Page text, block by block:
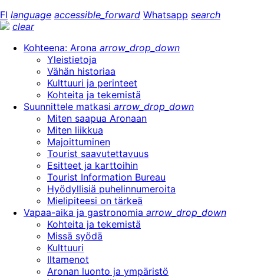
FI language accessible_forward Whatsapp search
clear
Kohteena: Arona arrow_drop_down
Yleistietoja
Vähän historiaa
Kulttuuri ja perinteet
Kohteita ja tekemistä
Suunnittele matkasi arrow_drop_down
Miten saapua Aronaan
Miten liikkua
Majoittuminen
Tourist saavutettavuus
Esitteet ja karttoihin
Tourist Information Bureau
Hyödyllisiä puhelinnumeroita
Mielipiteesi on tärkeä
Vapaa-aika ja gastronomia arrow_drop_down
Kohteita ja tekemistä
Missä syödä
Kulttuuri
Iltamenot
Aronan luonto ja ympäristö